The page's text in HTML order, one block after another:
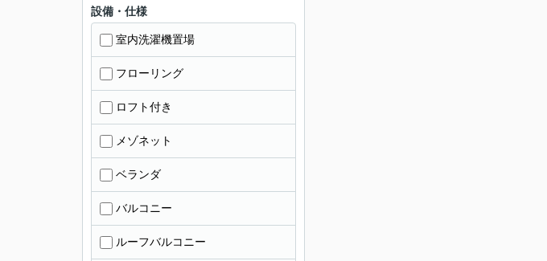
設備・仕様
室内洗濯機置場
フローリング
ロフト付き
メゾネット
ベランダ
バルコニー
ルーフバルコニー